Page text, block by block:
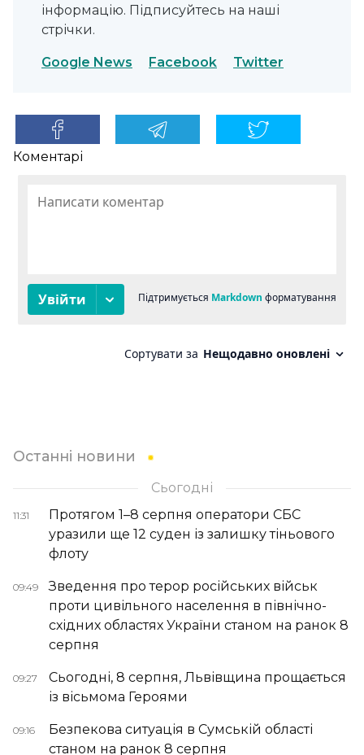
інформацію. Підписуйтесь на наші
стрічки.
Google News Facebook Twitter
Коментарі
Останні новини
Сьогодні
11:31
Протягом 1–8 серпня оператори СБС
уразили ще 12 суден із залишку тіньового
флоту
09:49
Зведення про терор російських військ
проти цивільного населення в північно-
східних областях України станом на ранок 8
серпня
09:27
Сьогодні, 8 серпня, Львівщина прощається
із вісьмома Героями
09:16
Безпекова ситуація в Сумській області
станом на ранок 8 серпня